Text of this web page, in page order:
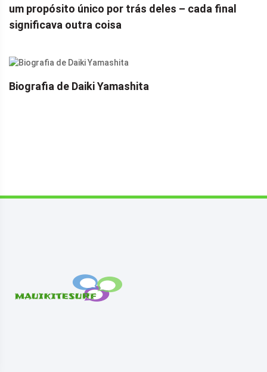
um propósito único por trás deles – cada final
significava outra coisa
Biografia de Daiki Yamashita